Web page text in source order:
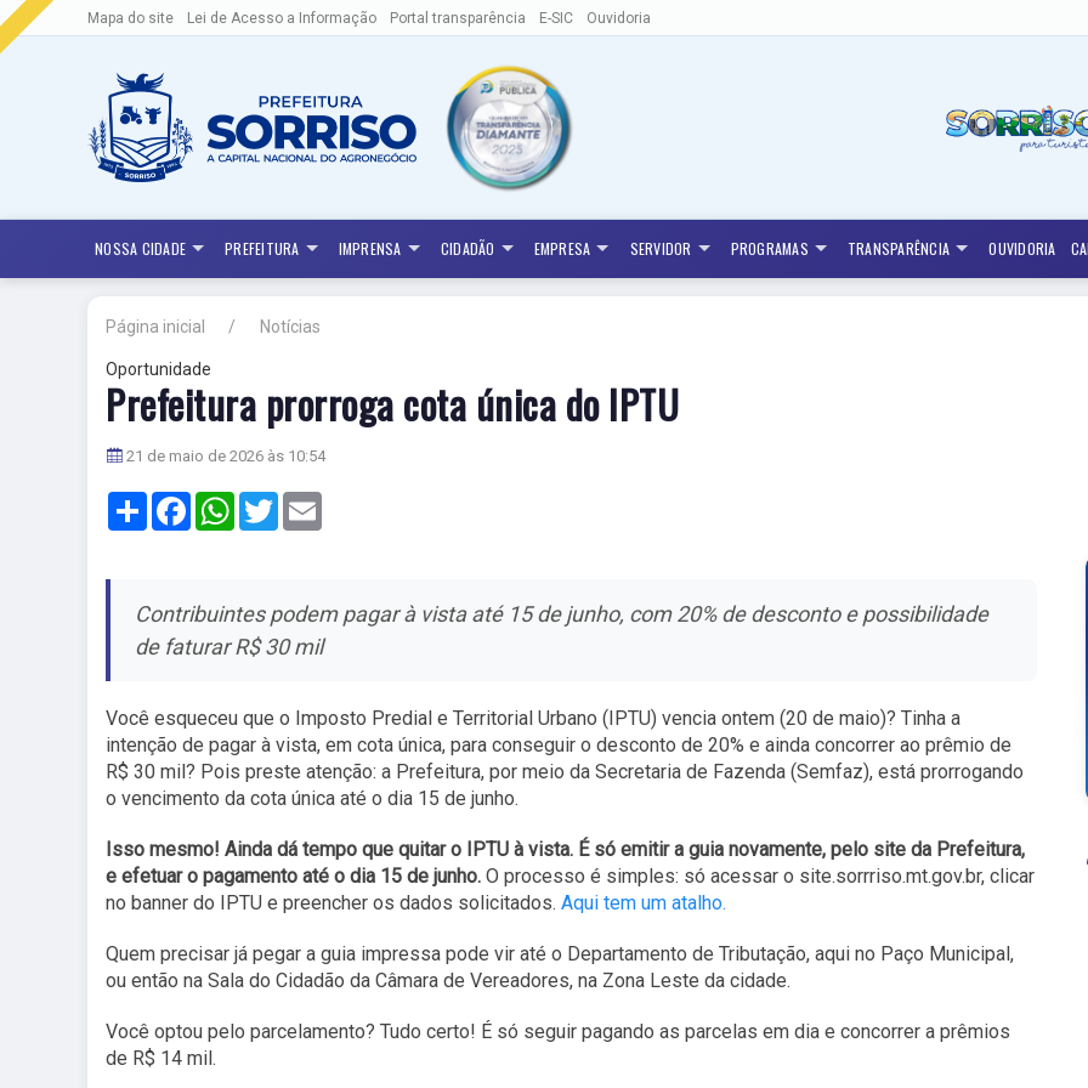
Mapa do site Lei de Acesso a Informação Portal transparência E-SIC Ouvidoria
NOSSA CIDADE PREFEITURA IMPRENSA CIDADÃO EMPRESA SERVIDOR PROGRAMAS TRANSPARÊNCIA OUVIDORIA
Página inicial Notícias
Oportunidade
Prefeitura prorroga cota única do IPTU
21 de maio de 2026 às 10:54
Share FacebookWhatsApp
Twitter
Contribuintes podem pagar à vista até 15 de junho, com 20% de desconto e possibilidade
de faturar R$ 30 mil
Você esqueceu que o Imposto Predial e Territorial Urbano (IPTU) vencia ontem (20 de maio)? Tinha a
intenção de pagar à vista, em cota única, para conseguir o desconto de 20% e ainda concorrer ao prêmio de
R$ 30 mil? Pois preste atenção: a Prefeitura, por meio da Secretaria de Fazenda (Semfaz), está prorrogando
o vencimento da cota única até o dia 15 de junho.
Isso mesmo! Ainda dá tempo que quitar o IPTU à vista. É só emitir a guia novamente, pelo site da Prefeitura,
e efetuar o pagamento até o dia 15 de junho. O processo é simples: só acessar o site.sorrriso.mt.gov.br, clicar
no banner do IPTU e preencher os dados solicitados. Aqui tem um atalho.
Quem precisar já pegar a guia impressa pode vir até o Departamento de Tributação, aqui no Paço Municipal,
ou então na Sala do Cidadão da Câmara de Vereadores, na Zona Leste da cidade.
Você optou pelo parcelamento? Tudo certo! É só seguir pagando as parcelas em dia e concorrer a prêmios
de R$ 14 mil.